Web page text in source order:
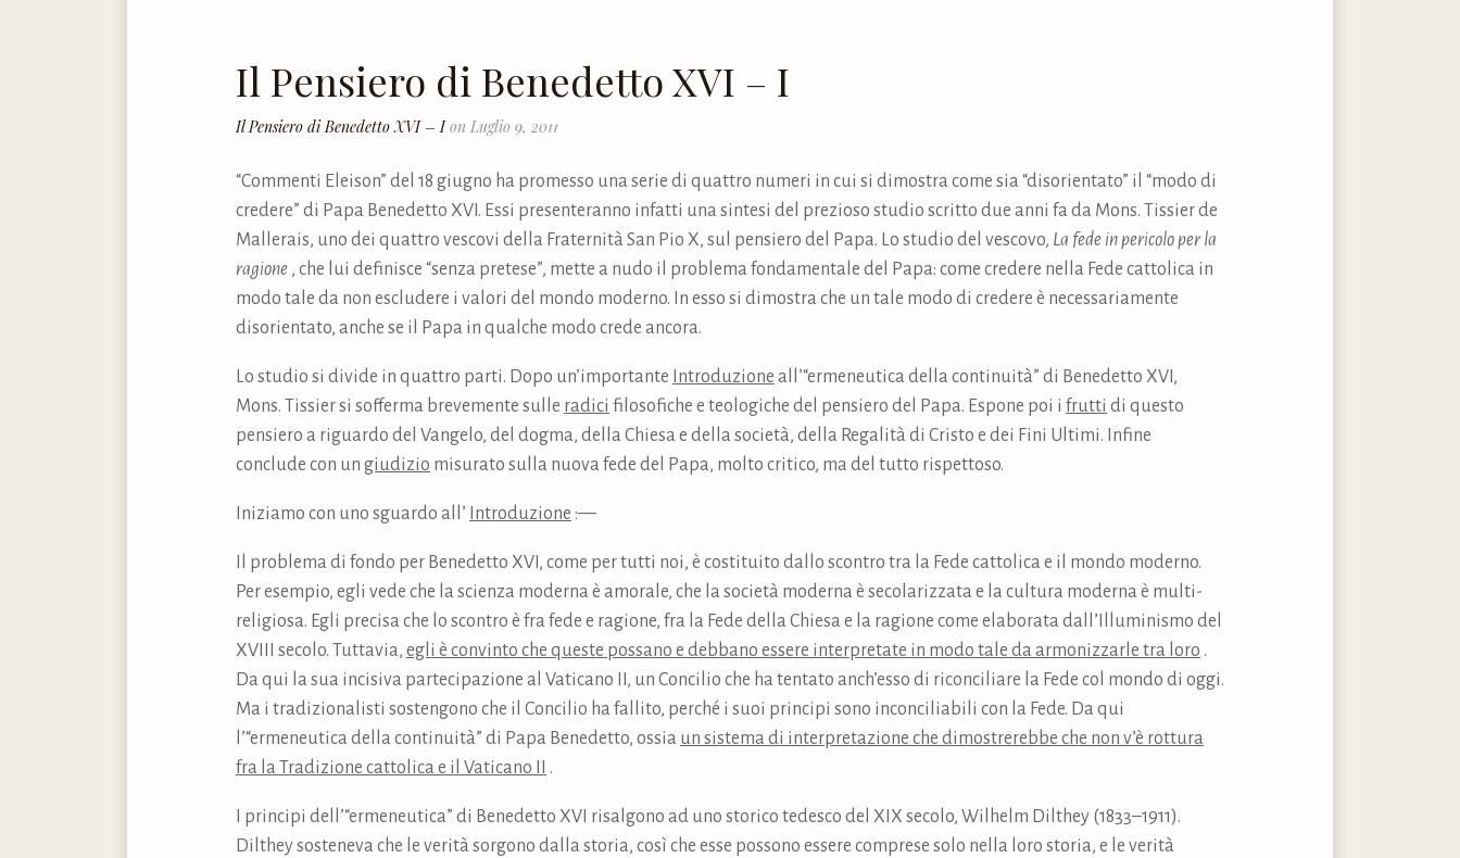
Il Pensiero di Benedetto XVI – I
Il Pensiero di Benedetto XVI – Ion Luglio 9, 2011
“Commenti Eleison” del 18 giugno ha promesso una serie di quattro numeri in cui si dimostra come sia “disorientato” il “modo di
credere” di Papa Benedetto XVI. Essi presenteranno infatti una sintesi del prezioso studio scritto due anni fa da Mons. Tissier de
Mallerais, uno dei quattro vescovi della Fraternità San Pio X, sul pensiero del Papa. Lo studio del vescovo, La fede in pericolo per la
ragione , che lui definisce “senza pretese”, mette a nudo il problema fondamentale del Papa: come credere nella Fede cattolica in
modo tale da non escludere i valori del mondo moderno. In esso si dimostra che un tale modo di credere è necessariamente
disorientato, anche se il Papa in qualche modo crede ancora.
Lo studio si divide in quattro parti. Dopo un’importante Introduzione all’“ermeneutica della continuità” di Benedetto XVI,
Mons. Tissier si sofferma brevemente sulle radici filosofiche e teologiche del pensiero del Papa. Espone poi i frutti di questo
pensiero a riguardo del Vangelo, del dogma, della Chiesa e della società, della Regalità di Cristo e dei Fini Ultimi. Infine
conclude con un giudizio misurato sulla nuova fede del Papa, molto critico, ma del tutto rispettoso.
Iniziamo con uno sguardo all’ Introduzione :—
Il problema di fondo per Benedetto XVI, come per tutti noi, è costituito dallo scontro tra la Fede cattolica e il mondo moderno.
Per esempio, egli vede che la scienza moderna è amorale, che la società moderna è secolarizzata e la cultura moderna è multi-
religiosa. Egli precisa che lo scontro è fra fede e ragione, fra la Fede della Chiesa e la ragione come elaborata dall’Illuminismo del
XVIII secolo. Tuttavia, egli è convinto che queste possano e debbano essere interpretate in modo tale da armonizzarle tra loro .
Da qui la sua incisiva partecipazione al Vaticano II, un Concilio che ha tentato anch’esso di riconciliare la Fede col mondo di oggi.
Ma i tradizionalisti sostengono che il Concilio ha fallito, perché i suoi principi sono inconciliabili con la Fede. Da qui
l’“ermeneutica della continuità” di Papa Benedetto, ossia un sistema di interpretazione che dimostrerebbe che non v’è rottura
fra la Tradizione cattolica e il Vaticano II
.
I principi dell’“ermeneutica” di Benedetto XVI risalgono ad uno storico tedesco del XIX secolo, Wilhelm Dilthey (1833–1911).
Dilthey sosteneva che le verità sorgono dalla storia, così che esse possono essere comprese solo nella loro storia, e le verità